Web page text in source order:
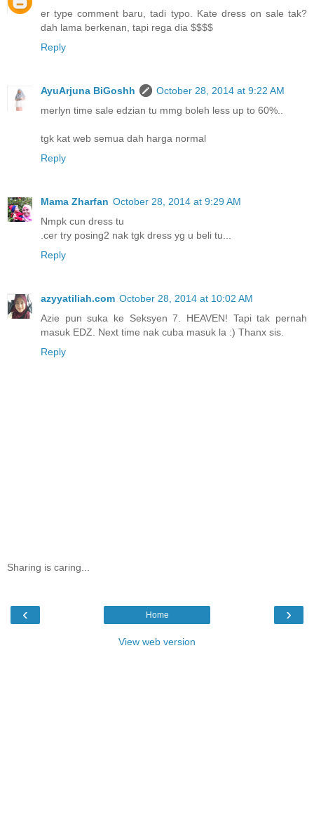
er type comment baru, tadi typo. Kate dress on sale tak?
dah lama berkenan, tapi rega dia $$$$
Reply
AyuArjuna BiGoshh
October 28, 2014 at 9:22 AM
merlyn time sale edzian tu mmg boleh less up to 60%..
tgk kat web semua dah harga normal
Reply
Mama Zharfan October 28, 2014 at 9:29 AM
Nmpk cun dress tu
.cer try posing2 nak tgk dress yg u beli tu...
Reply
azyyatiliah.com October 28, 2014 at 10:02 AM
Azie pun suka ke Seksyen 7. HEAVEN! Tapi tak pernah
masuk EDZ. Next time nak cuba masuk la :) Thanx sis.
Reply
Sharing is caring...
‹ ›
Home
View web version